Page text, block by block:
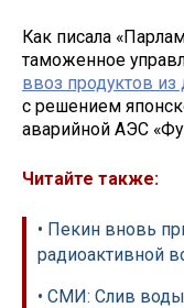
Как писала
таможенное
ввоз продуктов из
с решением
аварийной АЭС
Читайте также:
• Пекин вновь
радиоактивной
• СМИ: Слив